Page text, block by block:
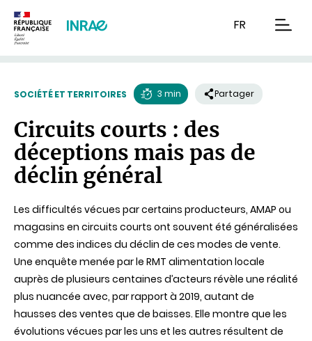
FR
SOCIÉTÉ ET TERRITOIRES
de
lecture
3 min Partager
Circuits courts : des
déceptions mais pas de
déclin général
Les difficultés vécues par certains producteurs, AMAP ou
magasins en circuits courts ont souvent été généralisées
comme des indices du déclin de ces modes de vente.
Une enquête menée par le RMT alimentation locale
auprès de plusieurs centaines d’acteurs révèle une réalité
plus nuancée avec, par rapport à 2019, autant de
hausses des ventes que de baisses. Elle montre que les
évolutions vécues par les uns et les autres résultent de